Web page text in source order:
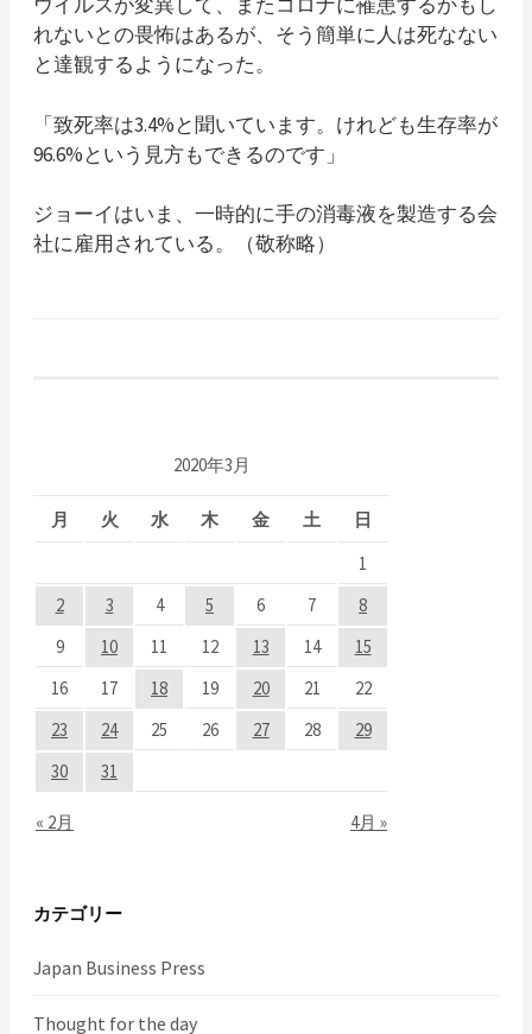
れないとの畏怖はあるが、そう簡単に人は死なない
と達観するようになった。
「致死率は3.4%と聞いています。けれども生存率が
96.6%という見方もできるのです」
ジョーイはいま、一時的に手の消毒液を製造する会
社に雇用されている。（敬称略）
2020年3月
月 火 水 木 金 土 日
« 2月 4月 »
1
2
3 4 5 6 7
8
9
10 11 12 13 14
15
16
17 18 19 20 21
22
23
24 25 26 27 28
29
30
31
カテゴリー
Japan Business Press
Thought for the day